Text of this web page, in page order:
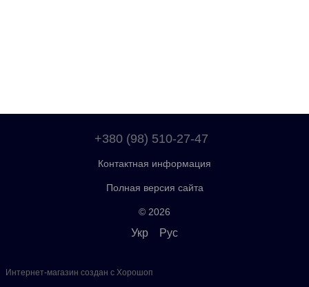
+380 (98) 510-27-47
Контактная информация
Полная версия сайта
© 2026
Укр Рус
Интернет-магазин создан с Хорошоп